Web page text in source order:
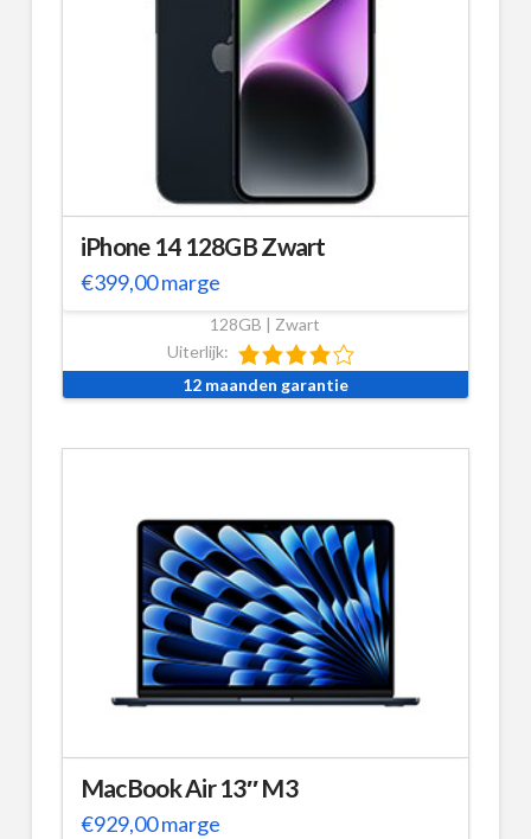
iPhone 14 128GB Zwart
€399,00marge
128GB | Zwart
Uiterlijk:
12 maanden garantie
MacBook Air 13″ M3
€929,00marge